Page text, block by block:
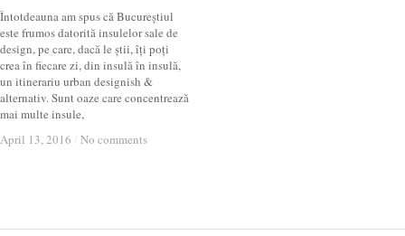
Întotdeauna am spus că Bucureștiul
este frumos datorită insulelor sale de
design, pe care, dacă le știi, îți poți
crea în fiecare zi, din insulă în insulă,
un itinerariu urban designish &
alternativ. Sunt oaze care concentrează
mai multe insule,
April 13, 2016 / No comments
April 13, 2016 / No comments